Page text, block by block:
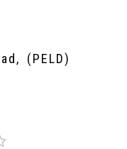
(PELD)